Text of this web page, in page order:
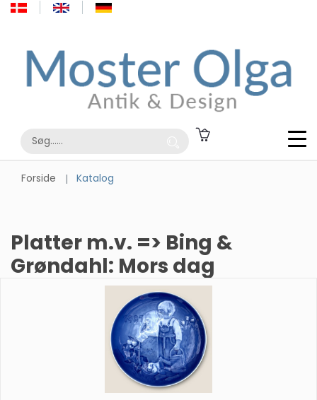
Forside Katalog
Platter m.v. => Bing &
Grøndahl: Mors dag